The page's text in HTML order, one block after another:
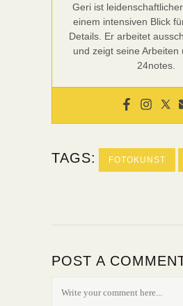
Geri ist
einem intensiven Blick
Details. Er arbeitet
und zeigt seine Arbeiten
24notes.
TAGS: FOTOKUNST
POST A